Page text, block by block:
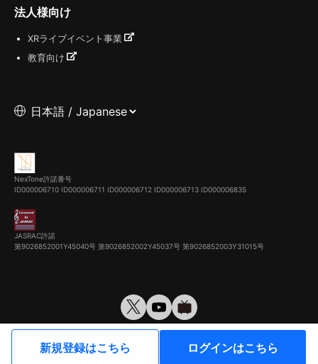
新規登録はこちら ログインはこちら
法人様向け
XRライブイベント事業
教育向け
NexTone許諾番号
ID000006710 ID000006711 ID000006712 ID000006713 ID000006835
JASRAC許諾
第9026852001Y45040号 第9026852002Y45037号 第9026852003Y31015号
© VirtualCast, Inc. All rights reserved.